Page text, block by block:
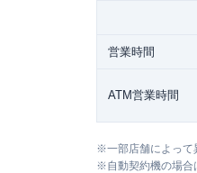
営業時間
ATM営業時間
※一部店舗によって
※自動契約機の場合